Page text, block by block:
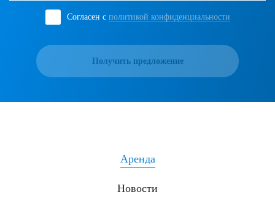
Согласен с политикой конфиденциальности
Получить предложение
Аренда
Новости